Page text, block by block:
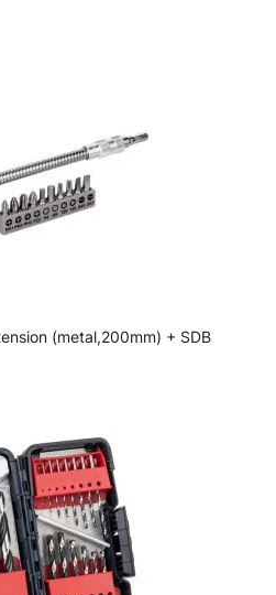
(metal,200mm) + SDB